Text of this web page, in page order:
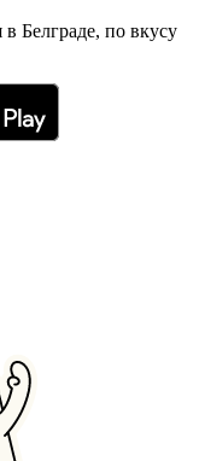
Белграде, по вкусу